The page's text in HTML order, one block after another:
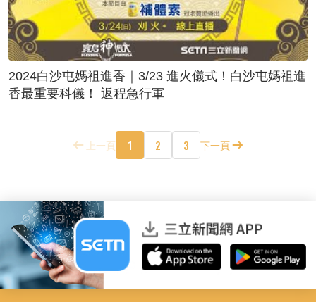
2024白沙屯媽祖進香｜3/23 進火儀式！白沙屯媽祖進
香最重要科儀！ 返程急行軍
上一頁 1 2 3 下一頁